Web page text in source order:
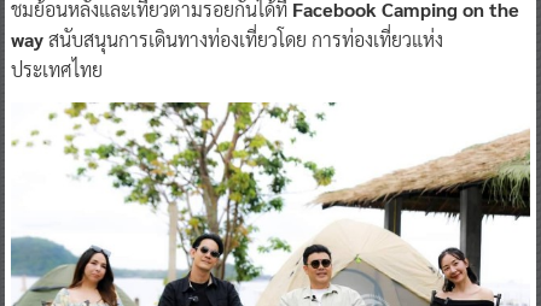
ชมย้อนหลังและเที่ยวตามรอยกันได้ที่ Facebook Camping on the
wayสนับสนุนการเดินทางท่องเที่ยวโดย การท่องเที่ยวแห่ง
ประเทศไทย